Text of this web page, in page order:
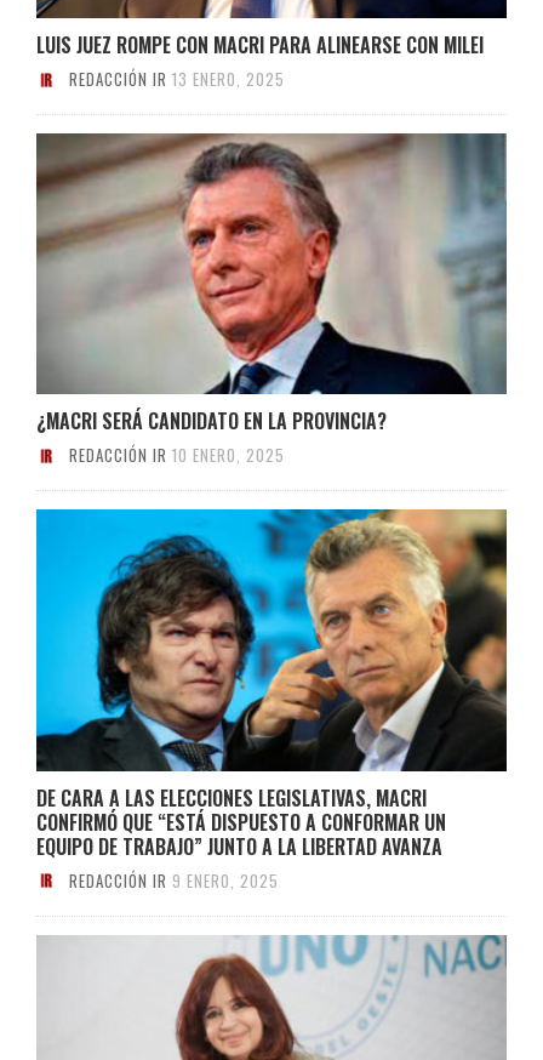
LUIS JUEZ ROMPE CON MACRI PARA ALINEARSE CON MILEI
REDACCIÓN IR 13 ENERO, 2025
¿MACRI SERÁ CANDIDATO EN LA PROVINCIA?
REDACCIÓN IR 10 ENERO, 2025
DE CARA A LAS ELECCIONES LEGISLATIVAS, MACRI
CONFIRMÓ QUE “ESTÁ DISPUESTO A CONFORMAR UN
EQUIPO DE TRABAJO” JUNTO A LA LIBERTAD AVANZA
REDACCIÓN IR 9 ENERO, 2025